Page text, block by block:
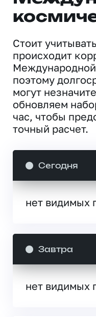
Стоит
происходит
поэтому
могут
обновляем
час, чтобы
точный расчет.
Сегодня
нет видимых
Завтра
нет видимых